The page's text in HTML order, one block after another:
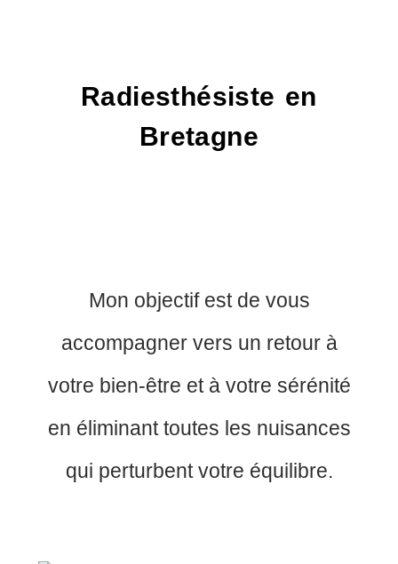
Radiesthésiste en
Bretagne
Mon objectif est de vous
accompagner vers un retour à
votre bien-être et à votre sérénité
en éliminant toutes les nuisances
qui perturbent votre équilibre.